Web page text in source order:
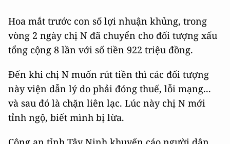
Hoa mắt trước con số lợi nhuận khủng, trong
vòng 2 ngày chị N đã chuyển cho đối tượng xấu
tổng cộng 8 lần với số tiền 922 triệu đồng.
Đến khi chị N muốn rút tiền thì các đối tượng
này viện dẫn lý do phải đóng thuế, lỗi mạng...
và sau đó là chặn liên lạc. Lúc này chị N mới
tỉnh ngộ, biết mình bị lừa.